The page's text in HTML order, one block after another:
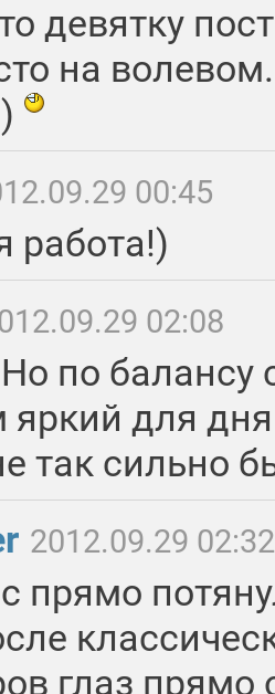
девятку
на
00:45
работа!)
02:08
по балансу
для
так сильно
2012.09.29 02:32
прямо
глаз прямо